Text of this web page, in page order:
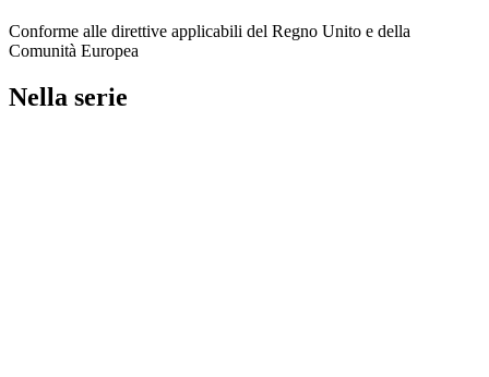
Conforme alle direttive applicabili del Regno Unito e della
Comunità Europea
Nella serie